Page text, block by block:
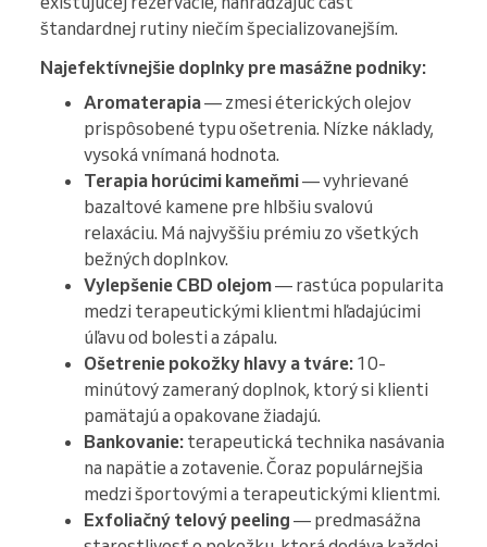
štandardnej rutiny niečím špecializovanejším.
Najefektívnejšie doplnky pre masážne podniky:
Aromaterapia— zmesi éterických olejov
prispôsobené typu ošetrenia. Nízke náklady,
vysoká vnímaná hodnota.
Terapia horúcimi kameňmi— vyhrievané
bazaltové kamene pre hlbšiu svalovú
relaxáciu. Má najvyššiu prémiu zo všetkých
bežných doplnkov.
Vylepšenie CBD olejom— rastúca popularita
medzi terapeutickými klientmi hľadajúcimi
úľavu od bolesti a zápalu.
Ošetrenie pokožky hlavy a tváre: 10-
minútový zameraný doplnok, ktorý si klienti
pamätajú a opakovane žiadajú.
Bankovanie: terapeutická technika nasávania
na napätie a zotavenie. Čoraz populárnejšia
medzi športovými a terapeutickými klientmi.
Exfoliačný telový peeling — predmasážna